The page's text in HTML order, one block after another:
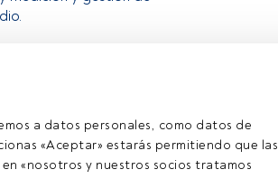
a datos personales, como datos de
«Aceptar» estarás permitiendo que las
«nosotros y nuestros socios tratamos
de FundsPeople. Si ya
ofrece FundsPeople.